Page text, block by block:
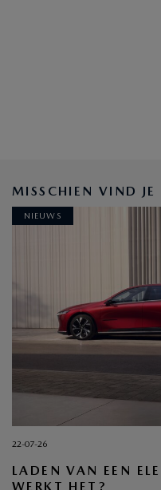
MISSCHIEN VIND
NIEUWS
22-07-26
LADEN VAN EEN
WERKT HET?